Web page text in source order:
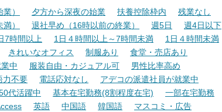
） 夕方から深夜の始業 扶養控除枠内
残業なし
） 退社早め（16時以前の終業） 週5日
週4日以下
7時間以上 1日４時間以上～7時間未満
1日４時間未満
きれいなオフィス 制服あり
食堂・売店あり
中 服装自由・カジュアル可
男性比率高め
力不要 電話応対なし
アデコの派遣社員が就業中
代活躍中 基本在宅勤務(8割程度在宅)
一部在宅勤務
英語 中国語 韓国語
マスコミ・広告